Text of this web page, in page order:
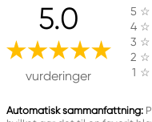
Daler-Rowney
FILA S.p.A Via XXV
Aprile 5
20016 Pero (MI) Italy
+3902381051
5.0
vurderinger
5 ☆
4 ☆
3 ☆
2 ☆
1 ☆
Automatisk sammanfattning: